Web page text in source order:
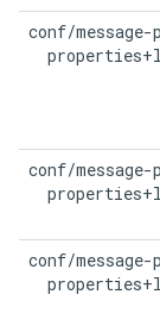
conf/
conf/
conf/